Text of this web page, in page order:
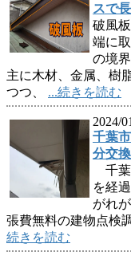
スで
破風
端に
の境
主に木材、金属、樹
つつ、 ...続きを読む
2024/
千葉
分交
千葉
を経
がれ
張費無料の建物点
続きを読む